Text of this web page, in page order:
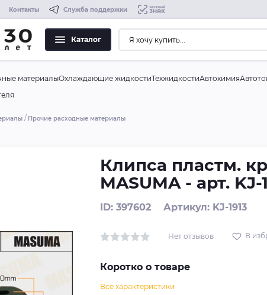
Контакты Служба поддержки
Каталог
материалыОхлаждающие жидкостиТехжидкостиАвтохимия
Прочие расходные материалы
Клипса пластм.
MASUMA - арт. KJ-
ID: 397602 Артикул: KJ-1913
Нет отзывов В
Коротко о товаре
Все характеристики